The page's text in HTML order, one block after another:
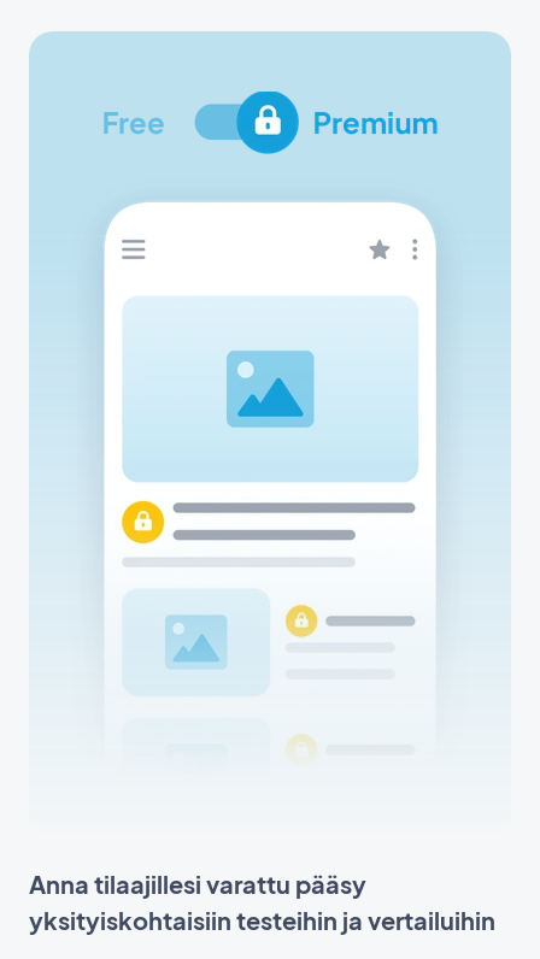
Anna tilaajillesi varattu pääsy
yksityiskohtaisiin testeihin ja vertailuihin